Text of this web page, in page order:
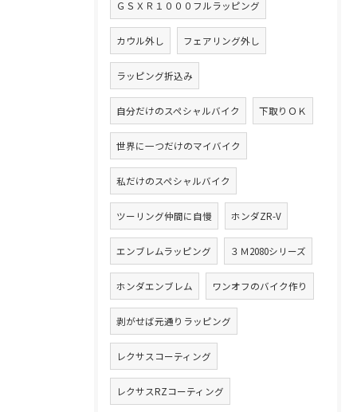
ＧＳＸＲ１０００フルラッピング
カウル外し フェアリング外し
ラッピング折込み
自分だけのスペシャルバイク 下取りＯＫ
世界に一つだけのマイバイク
私だけのスペシャルバイク
ツーリング仲間に自慢 ホンダZR-V
エンブレムラッピング ３Ｍ2080シリーズ
ホンダエンブレム ワンオフのバイク作り
剥がせば元通りラッピング
レクサスコーティング
レクサスRZコーティング